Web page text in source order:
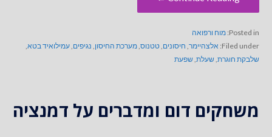
Posted in: מוח ורפואה
Filed under: אלצהיימר, חיסונים טטנוס, מערכת החיסון נגיפים עמילואיד בטא,
שלבקת חוגרת, שעלת, שפעת
משחקים דום ומדברים על דמנציה